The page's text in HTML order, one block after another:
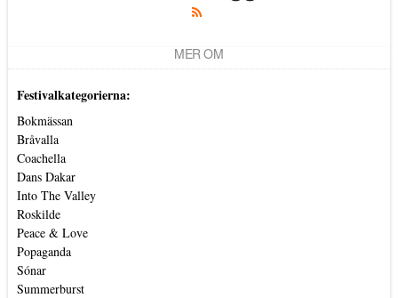
MER OM
Festivalkategorierna:
Bokmässan
Bråvalla
Coachella
Dans Dakar
Into The Valley
Roskilde
Peace & Love
Popaganda
Sónar
Summerburst